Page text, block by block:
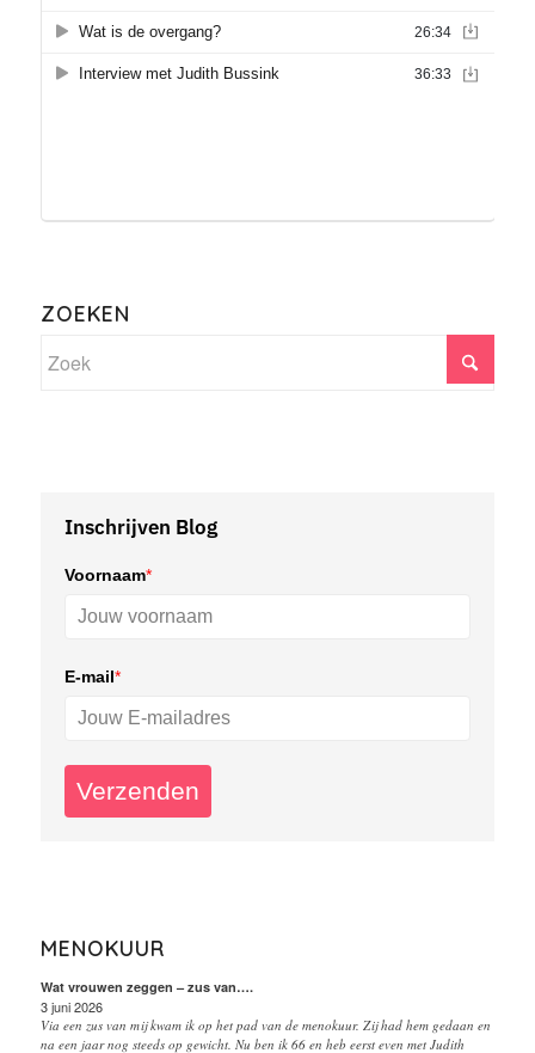
ZOEKEN
Inschrijven Blog
Voornaam*
E-mail*
Verzenden
MENOKUUR
Wat vrouwen zeggen – zus van….
3 juni 2026
Via een zus van mij kwam ik op het pad van de menokuur. Zij had hem gedaan en
na een jaar nog steeds op gewicht. Nu ben ik 66 en heb eerst even met Judith